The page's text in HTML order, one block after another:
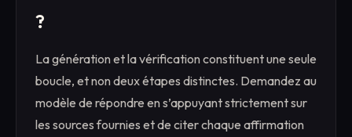
?
La génération et la vérification constituent une seule
boucle, et non deux étapes distinctes. Demandez au
modèle de répondre en s’appuyant strictement sur
les sources fournies et de citer chaque affirmation